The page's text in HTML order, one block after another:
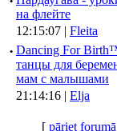
на флейте
12:15:07 | Fleita
· Dancing For
танцы для
мам с малышами
21:14:16 | Elja
[pāriet forumā